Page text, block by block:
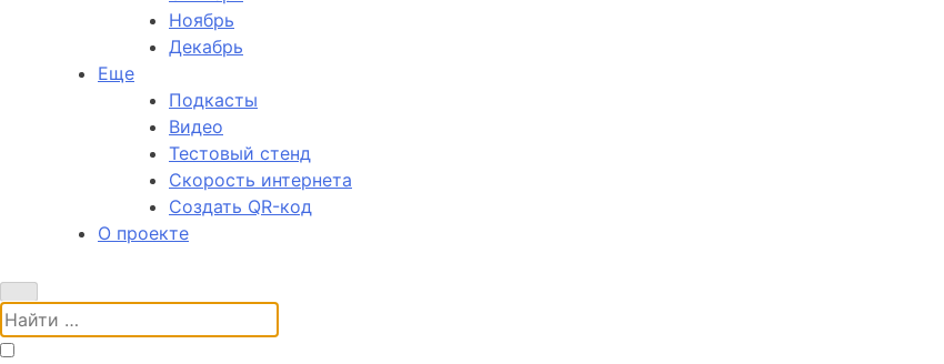
Ноябрь
Декабрь
Еще
Подкасты
Видео
Тестовый стенд
Скорость интернета
Создать QR-код
О проекте
Поиск: